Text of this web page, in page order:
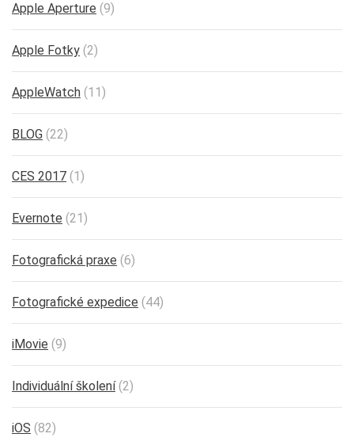
Apple Aperture (9)
Apple Fotky (2)
AppleWatch (11)
BLOG (22)
CES 2017 (1)
Evernote (21)
Fotografická praxe (6)
Fotografické expedice (44)
iMovie (9)
Individuální školení(2)
iOS (82)